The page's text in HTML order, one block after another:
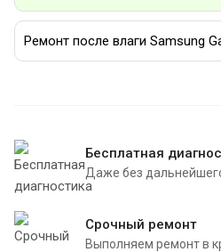
Ремонт после влаги Samsung
Бесплатная
Даже без
Срочный ремонт
Выполняем ремонт в